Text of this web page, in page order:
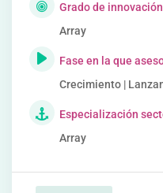
Grado de
Array
Fase en la que
Crecimiento |
Especialización
Array